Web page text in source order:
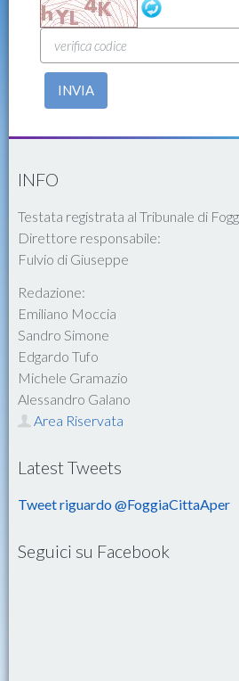
INVIA
INFO
Testata registrata al Tribunale di
Direttore responsabile:
Fulvio di Giuseppe
Redazione:
Emiliano Moccia
Sandro Simone
Edgardo Tufo
Michele Gramazio
Alessandro Galano
Area Riservata
Latest Tweets
Tweet riguardo @FoggiaCittaAper
Seguici su Facebook